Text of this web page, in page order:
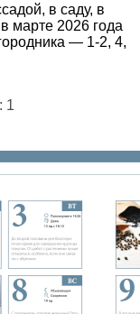
в саду, в
марте 2026 года
— 1-2, 4,
1